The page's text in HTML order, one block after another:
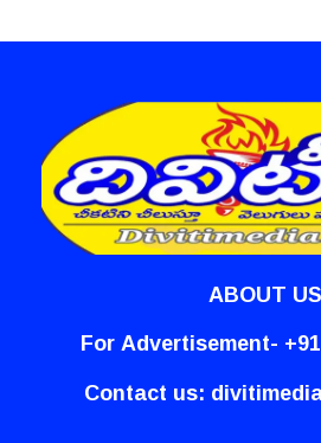
ABOUT US
For Advertisement-
Contact us: